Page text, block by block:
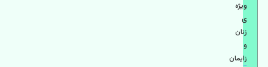
ویژه
ی
زنان
و
زایمان